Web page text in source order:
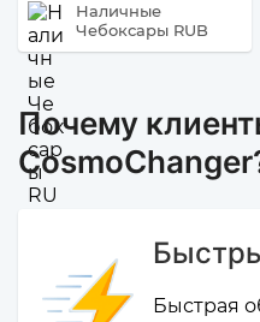
Наличные
Чебоксары RUB
Почему
Быстрая